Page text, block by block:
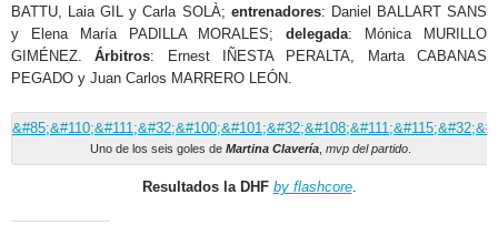
BATTU, Laia GIL y Carla SOLÀ; entrenadores: Daniel BALLART SANS
y Elena María PADILLA MORALES;delegada: Mónica MURILLO
GIMÉNEZ.Árbitros: Ernest IÑESTA PERALTA, Marta CABANAS
PEGADO y Juan Carlos MARRERO LEÓN.
Uno de los seis goles de Martina Clavería, mvp del partido.
Resultados la DHF by flashcore.